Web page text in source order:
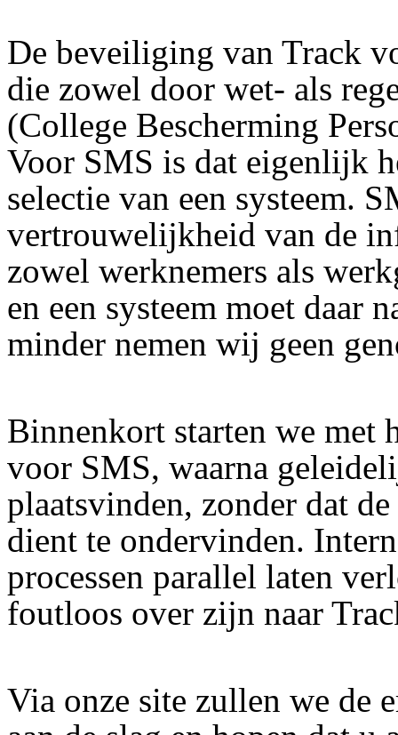
De beveiliging van Track
die zowel door wet- als
(College Bescherming
Voor SMS is dat eigenlijk
selectie van een systeem.
vertrouwelijkheid van de
zowel werknemers als
en een systeem moet daar
minder nemen wij geen
Binnenkort starten we met
voor SMS, waarna
plaatsvinden, zonder dat
dient te ondervinden.
processen parallel laten
foutloos over zijn naar
Via onze site zullen we de